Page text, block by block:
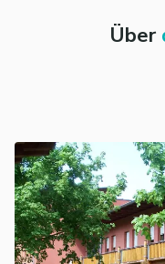
Region. Unsere
sowie wohnungslose
setzen wir auf
ein gemeinsames Ziel
Perspektiven zu
Über